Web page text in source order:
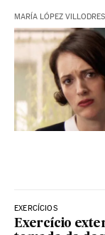
MARÍA LÓPEZ VILLODRES
EXERCÍCIOS
Exercício